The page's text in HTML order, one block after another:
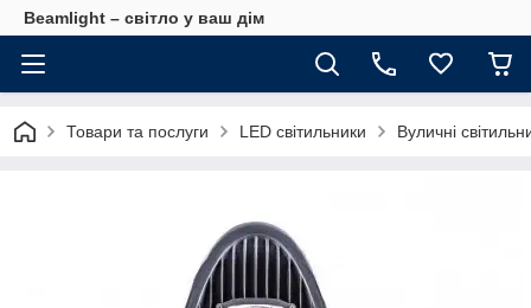
Beamlight – світло у ваш дім
Товари та послуги LED світильники Вуличні